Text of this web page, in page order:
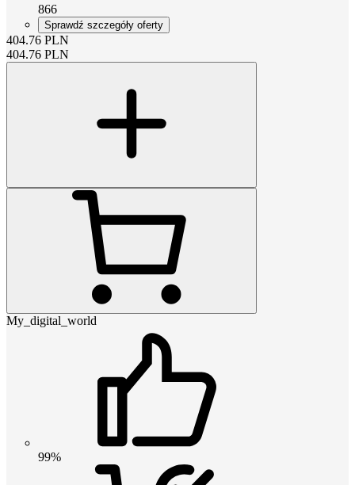
866
Sprawdź szczegóły oferty
404.76 PLN
404.76 PLN
My_digital_world
99%